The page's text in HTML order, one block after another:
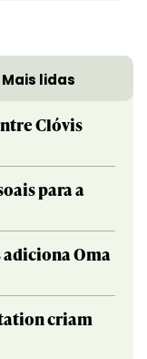
Mais lidas
Clóvis
para a
adiciona Oma
criam